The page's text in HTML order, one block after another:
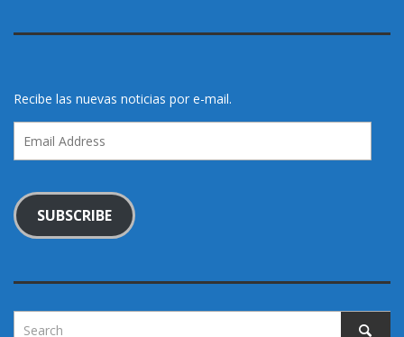
Recibe las nuevas noticias por e-mail.
Address
SUBSCRIBE